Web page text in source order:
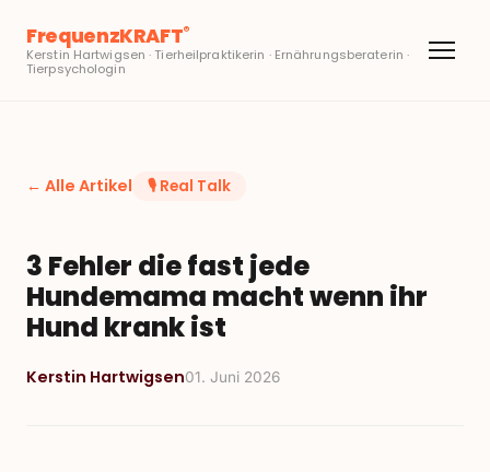
FrequenzKRAFT®
Kerstin Hartwigsen · Tierheilpraktikerin · Ernährungsberaterin ·
Tierpsychologin
← Alle Artikel 🎙️ Real Talk
3 Fehler die fast jede
Hundemama macht wenn ihr
Hund krank ist
Kerstin Hartwigsen01. Juni 2026